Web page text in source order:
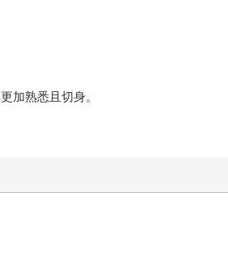
加熟悉且切身。